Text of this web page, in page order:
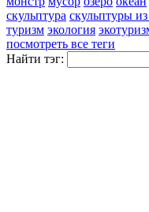
скульптура скульптуры
туризм экология
посмотреть все теги
Найти тэг: